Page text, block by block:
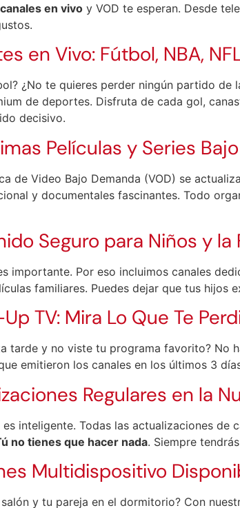
en vivo y VOD te esperan. Desde
en Vivo: Fútbol, NBA,
¿No te quieres perder ningún partido de
de deportes. Disfruta de cada gol,
decisivo.
Películas y Series
de Video Bajo Demanda (VOD) se
y documentales fascinantes. Todo
Seguro para Niños y la
importante. Por eso incluimos canales
familiares. Puedes dejar que tus hijos
TV: Mira Lo Que Te
tarde y no viste tu programa favorito? No
emitieron los canales en los últimos 3
Regulares en la
inteligente. Todas las actualizaciones
no tienes que hacer nada. Siempre
Multidispositivo
salón y tu pareja en el dormitorio? Con